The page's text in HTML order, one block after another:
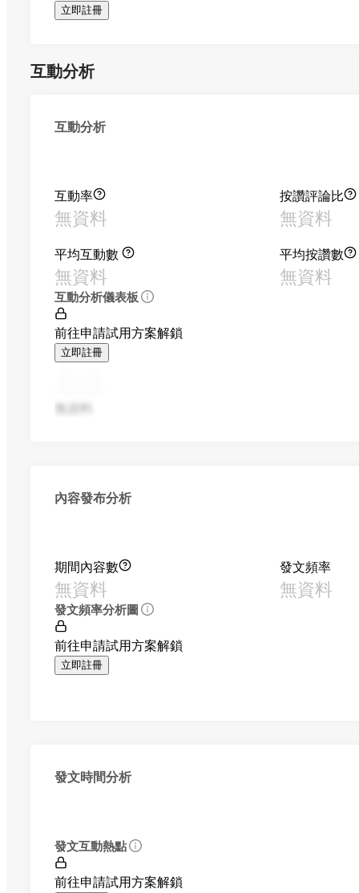
立即註冊
互動分析
互動分析
互動率
無資料
按讚評論比
無資料
平均互動數
無資料
平均按讚數
無資料
互動分析儀表板
前往申請試用方案解鎖
立即註冊
無資料
內容發布分析
期間內容數
無資料
發文頻率
無資料
發文頻率分析圖
前往申請試用方案解鎖
立即註冊
發文時間分析
發文互動熱點
前往申請試用方案解鎖